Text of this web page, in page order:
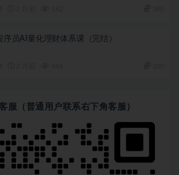
序员AI量化理财体系课（完结）
服（普通用户联系右下角客服）